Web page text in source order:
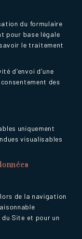
du formulaire
pour base légale
le traitement
d'envoi d'une
des
uniquement
visualisables
de la navigation
Site et pour un